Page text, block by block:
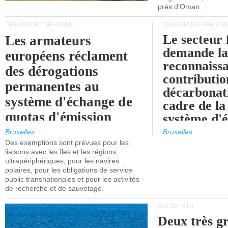
près d'Oman.
TRANSPORT MARITIME
Les armateurs
européens réclament
des dérogations
permanentes au
système d'échange de
quotas d'émission
maritimes de l'UE
après 2030.
Bruxelles
Des exemptions sont prévues pour les
liaisons avec les îles et les régions
ultrapériphériques, pour les navires
polaires, pour les obligations de service
public transnationales et pour les activités
de recherche et de sauvetage.
TRANSPORT PAR
Le
demande la
cadre de
système
quotas
Bruxelles
ACCIDENTS
Deux très